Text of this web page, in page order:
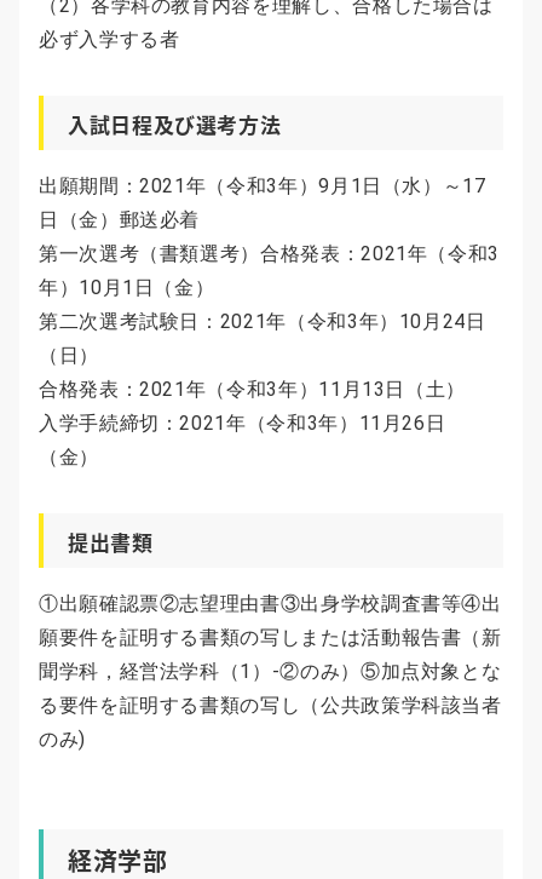
（2）各学科の教育内容を理解し、合格した場合は
必ず入学する者
入試日程及び選考方法
出願期間：2021年（令和3年）9月1日（水）～17
日（金）郵送必着
第一次選考（書類選考）合格発表：2021年（令和3
年）10月1日（金）
第二次選考試験日：2021年（令和3年）10月24日
（日）
合格発表：2021年（令和3年）11月13日（土）
入学手続締切：2021年（令和3年）11月26日
（金）
提出書類
①出願確認票②志望理由書③出身学校調査書等④出
願要件を証明する書類の写しまたは活動報告書（新
聞学科，経営法学科（1）-②のみ）⑤加点対象とな
る要件を証明する書類の写し（公共政策学科該当者
のみ)
経済学部